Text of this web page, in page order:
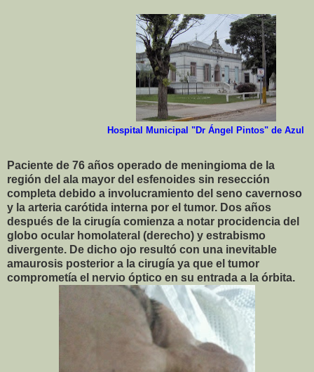
Hospital Municipal "Dr Ángel Pintos" de Azul
Paciente de 76 años operado de meningioma de la
región del ala mayor del esfenoides sin resección
completa debido a involucramiento del seno cavernoso
y la arteria carótida interna por el tumor. Dos años
después de la cirugía comienza a notar procidencia del
globo ocular homolateral (derecho) y estrabismo
divergente. De dicho ojo resultó con una inevitable
amaurosis posterior a la cirugía ya que el tumor
comprometía el nervio óptico en su entrada a la órbita.